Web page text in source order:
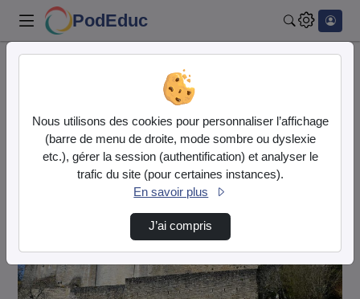
PodEduc
Le Château de Châteauneuf-en-Auxois et son o…
Lire
la
Nous utilisons des cookies pour personnaliser l’affichage
(barre de menu de droite, mode sombre ou dyslexie
etc.), gérer la session (authentification) et analyser le
trafic du site (pour certaines instances).
En savoir plus
J’ai compris